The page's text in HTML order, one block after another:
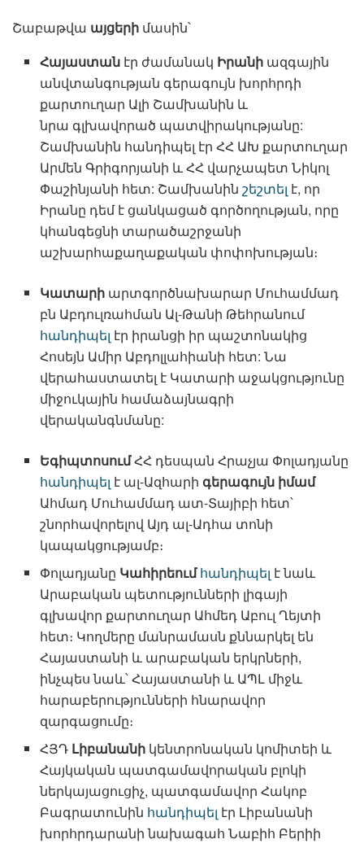
Շաբաթվա այցերի մասին՝
Հայաստան էր ժամանակ Իրանի ազգային
անվտանգության գերագույն խորհրդի
քարտուղար Ալի Շամխանին և
նրա գլխավորած պատվիրակությանը:
Շամխանին հանդիպել էր ՀՀ ԱԽ քարտուղար
Արմեն Գրիգորյանի և ՀՀ վարչապետ Նիկոլ
Փաշինյանի հետ: Շամխանինշեշտել է, որ
Իրանը դեմ է ցանկացած գործողության, որը
կհանգեցնի տարածաշրջանի
աշխարհաքաղաքական փոփոխության։
Կատարի արտգործնախարար Մուհամմադ
բն Աբդուլռահման Ալ-Թանի Թեհրանում
հանդիպել էր իրանցի իր պաշտոնակից
Հոսեյն Ամիր Աբդոլլահիանի հետ: Նա
վերահաստատել է Կատարի աջակցությունը
միջուկային համաձայնագրի
վերականգնմանը:
ԵգիպտոսումՀՀ դեսպան Հրաչյա Փոլադյանը
հանդիպել է ալ-Ազհարի գերագույն իմամ
Ահմադ Մուհամմադ ատ-Տայիբի հետ՝
շնորհավորելով Այդ ալ-Ադհա տոնի
կապակցությամբ։
Փոլադյանը Կահիրեում հանդիպել է նաև
Արաբական պետությունների լիգայի
գլխավոր քարտուղար Ահմեդ Աբուլ Ղեյտի
հետ։ Կողմերը մանրամասն քննարկել են
Հայաստանի և արաբական երկրների,
ինչպես նաև՝ Հայաստանի և ԱՊԼ միջև
հարաբերությունների հնարավոր
զարգացումը։
ՀՅԴ Լիբանանի կենտրոնական կոմիտեի և
Հայկական պատգամավորական բլոկի
ներկայացուցիչ, պատգամավոր Հակոբ
Բագրատունին հանդիպել էր Լիբանանի
խորհրդարանի նախագահ Նաբիհ Բերիի